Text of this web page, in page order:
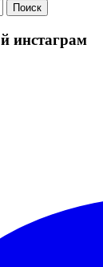
Поиск
инстаграм